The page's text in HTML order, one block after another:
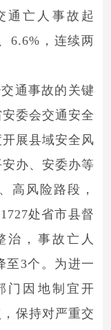
通亡人事故起
6.6%，连续两
通事故的关键
委会交通安全
展县域安全风
办、安委办等
高风险路段，
处省市县督
治，事故亡人
至3个。为进一
门因地制宜开
保持对严重交